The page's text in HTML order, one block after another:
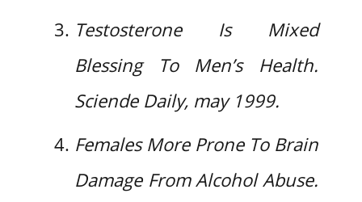
Testosterone Is Mixed
Blessing To Men’s Health.
Sciende Daily, may 1999.
Females More Prone To Brain
Damage From Alcohol Abuse.